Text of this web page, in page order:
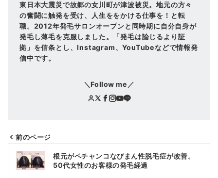
東日本大震災で故郷の女川町が津波被災。地元の方々
の奮闘に触発を受け、人生ををかける仕事を！と転
職。2012年発毛サロンオープンと同時期に自分自身が
発毛し薄毛を克服しました。「発毛は論じるより証
拠」を信条とし、Instagram、YouTubeなどで情報発
信中です。
＼Follow me／
投
稿
前のページ
根元がペチャンコなびまん性脱毛症が改善。
50代女性のお客様の発毛経過